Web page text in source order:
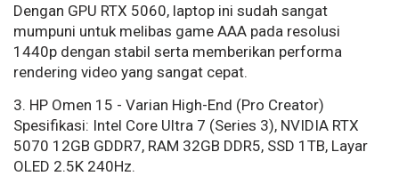
Dengan GPU RTX 5060, laptop ini sudah sangat
mumpuni untuk melibas game AAA pada resolusi
1440p dengan stabil serta memberikan performa
rendering video yang sangat cepat.
3. HP Omen 15 - Varian High-End (Pro Creator)
Spesifikasi: Intel Core Ultra 7 (Series 3), NVIDIA RTX
5070 12GB GDDR7, RAM 32GB DDR5, SSD 1TB, Layar
OLED 2.5K 240Hz.